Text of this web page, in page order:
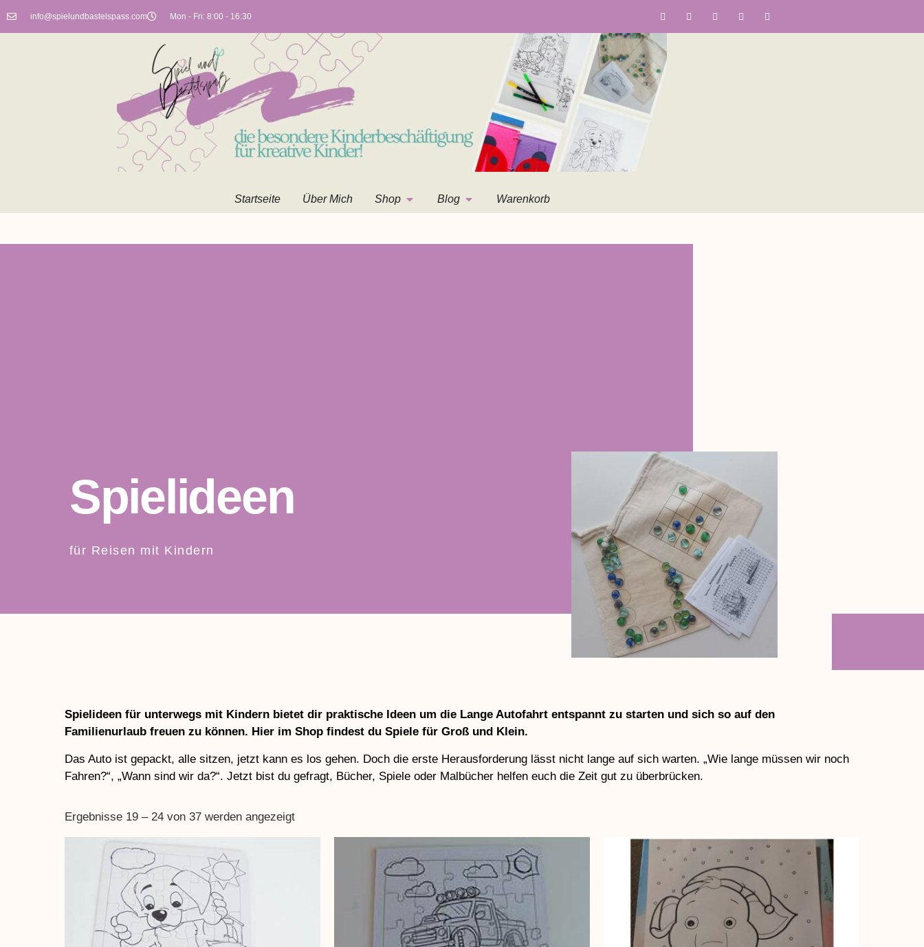
info@spielundbastelspass.com Mon - Fri: 8:00 - 16:30
Startseite Über Mich Shop Blog Warenkorb
Spielideen
für Reisen mit Kindern
Spielideen für unterwegs mit Kindern bietet dir praktische Ideen um die Lange Autofahrt entspannt zu starten und sich so auf den
Familienurlaub freuen zu können. Hier im Shop findest du Spiele für Groß und Klein.
Das Auto ist gepackt, alle sitzen, jetzt kann es los gehen. Doch die erste Herausforderung lässt nicht lange auf sich warten. „Wie lange müssen wir noch
Fahren?“, „Wann sind wir da?“. Jetzt bist du gefragt, Bücher, Spiele oder Malbücher helfen euch die Zeit gut zu überbrücken.
Ergebnisse 19 – 24 von 37 werden angezeigt